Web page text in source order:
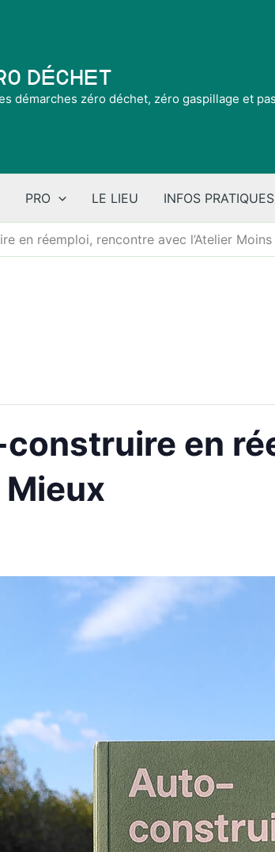
Déchet
démarches zéro déchet, zéro gaspillage et
PRO LE LIEU INFOS PRATIQUES
en réemploi, rencontre avec l’Atelier
en
Mieux